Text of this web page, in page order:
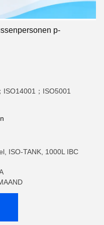
p-
；ISO5001
ISO-TANK, 1000L IBC